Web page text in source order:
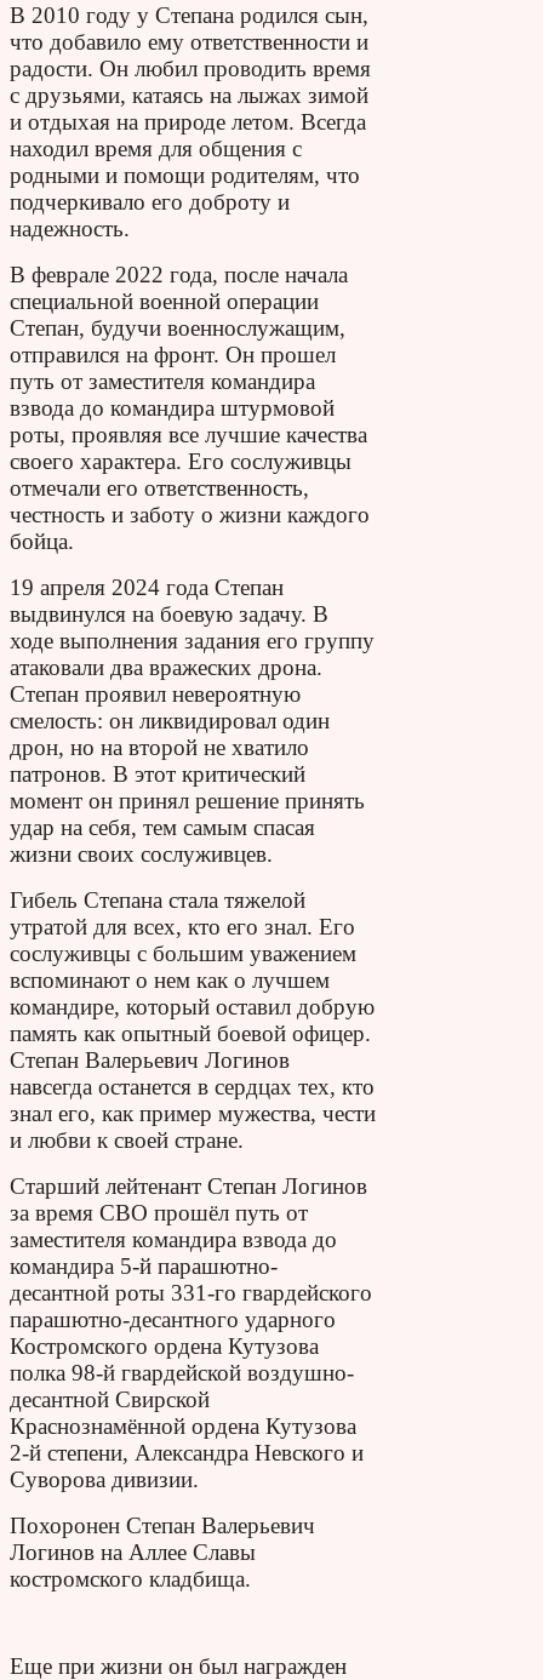
В 2010 году у Степана родился сын,
что добавило ему ответственности и
радости. Он любил проводить время
с друзьями, катаясь на лыжах зимой
и отдыхая на природе летом. Всегда
находил время для общения с
родными и помощи родителям, что
подчеркивало его доброту и
надежность.
В феврале 2022 года, после начала
специальной военной операции
Степан, будучи военнослужащим,
отправился на фронт. Он прошел
путь от заместителя командира
взвода до командира штурмовой
роты, проявляя все лучшие качества
своего характера. Его сослуживцы
отмечали его ответственность,
честность и заботу о жизни каждого
бойца.
19 апреля 2024 года Степан
выдвинулся на боевую задачу. В
ходе выполнения задания его группу
атаковали два вражеских дрона.
Степан проявил невероятную
смелость: он ликвидировал один
дрон, но на второй не хватило
патронов. В этот критический
момент он принял решение принять
удар на себя, тем самым спасая
жизни своих сослуживцев.
Гибель Степана стала тяжелой
утратой для всех, кто его знал. Его
сослуживцы с большим уважением
вспоминают о нем как о лучшем
командире, который оставил добрую
память как опытный боевой офицер.
Степан Валерьевич Логинов
навсегда останется в сердцах тех, кто
знал его, как пример мужества, чести
и любви к своей стране.
Старший лейтенант Степан Логинов
за время СВО прошёл путь от
заместителя командира взвода до
командира 5-й парашютно-
десантной роты 331-го гвардейского
парашютно-десантного ударного
Костромского ордена Кутузова
полка 98-й гвардейской воздушно-
десантной Свирской
Краснознамённой ордена Кутузова
2-й степени, Александра Невского и
Суворова дивизии.
Похоронен Степан Валерьевич
Логинов на Аллее Славы
костромского кладбища.
Еще при жизни он был награжден